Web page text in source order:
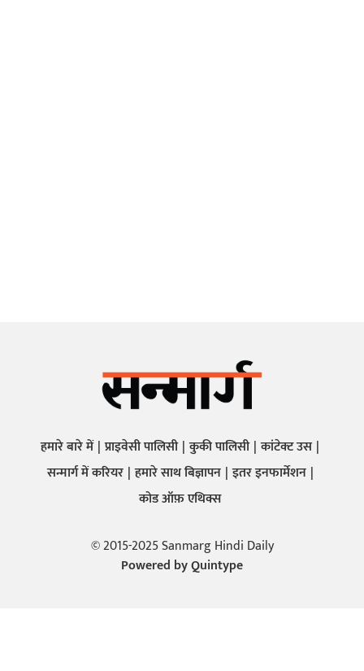
हमारे बारे में प्राइवेसी पालिसी कुकी पालिसी कांटेक्ट उस
सन्मार्ग में करियर हमारे साथ बिज्ञापन इतर इनफार्मेशन
कोड ऑफ़ एथिक्स
© 2015-2025 Sanmarg Hindi Daily
Powered byQuintype